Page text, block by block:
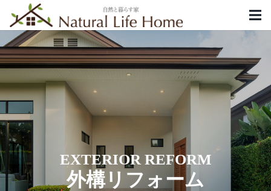
EXTERIOR REFORM
外構リフォーム